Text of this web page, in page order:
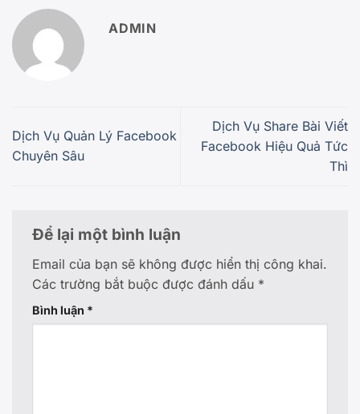
ADMIN
Dịch Vụ Quản Lý Facebook
Chuyên Sâu
Dịch Vụ Share Bài Viết
Facebook Hiệu Quả Tức
Thì
Để lại một bình luận
Email của bạn sẽ không được hiển thị công khai.
Các trường bắt buộc được đánh dấu *
Bình luận *